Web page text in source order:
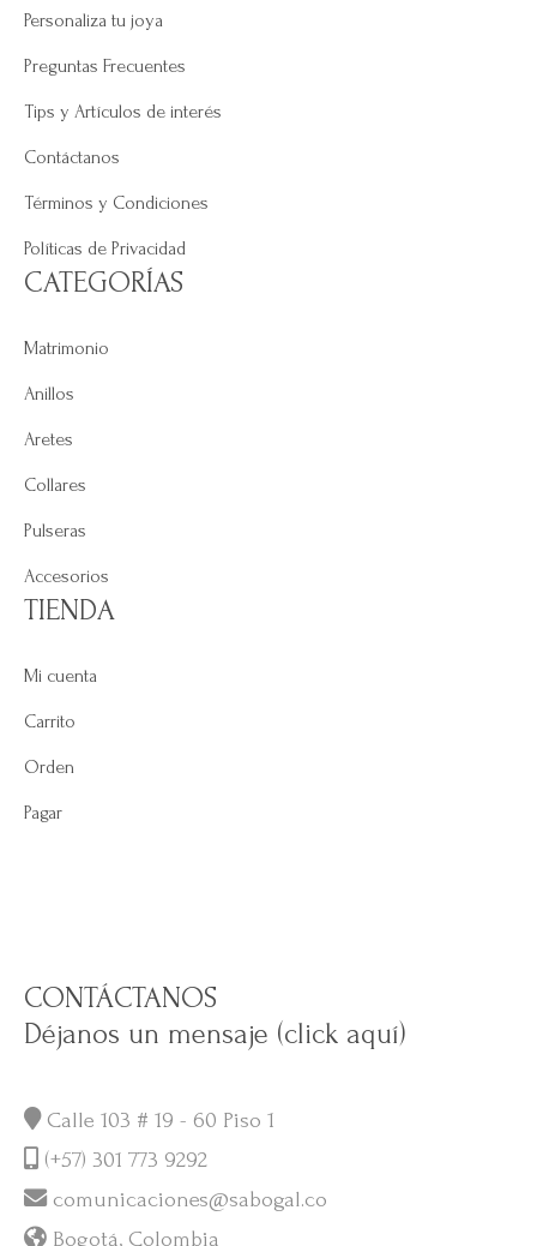
Personaliza tu joya
Preguntas Frecuentes
Tips y Artículos de interés
Contáctanos
Términos y Condiciones
Políticas de Privacidad
CATEGORÍAS
Matrimonio
Anillos
Aretes
Collares
Pulseras
Accesorios
TIENDA
Mi cuenta
Carrito
Orden
Pagar
CONTÁCTANOS
Déjanos un mensaje (click aquí)
Calle 103 # 19 - 60 Piso 1
(+57) 301 773 9292
comunicaciones@sabogal.co
Bogotá, Colombia